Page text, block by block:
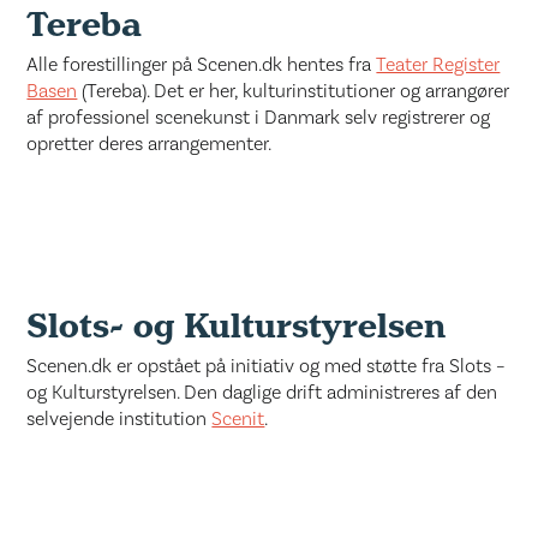
Tereba
Alle forestillinger på Scenen.dk hentes fraTeater Register
Basen (Tereba). Det er her, kulturinstitutioner og arrangører
af professionel scenekunst i Danmark selv registrerer og
opretter deres arrangementer.
Slots- og Kulturstyrelsen
Scenen.dk er opstået på initiativ og med støtte fra Slots –
og Kulturstyrelsen. Den daglige drift administreres af den
selvejende institutionScenit.